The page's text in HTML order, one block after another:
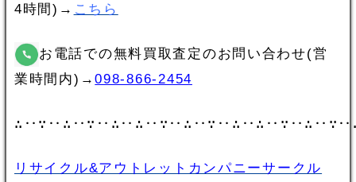
4時間)→ こちら
お電話での無料買取査定のお問い合わせ(営
業時間内)→098-866-2454
リサイクル&アウトレットカンパニーサークル